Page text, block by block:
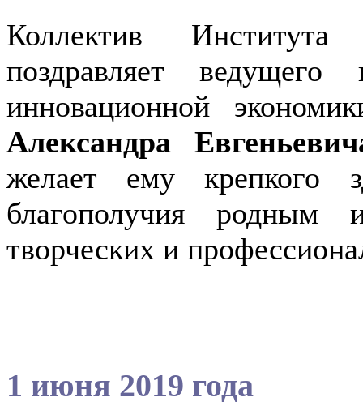
Коллектив
поздравляет ведущего
инновационной
Александра
желает ему крепкого
благополучия родным
творческих и
1 июня 2019 года